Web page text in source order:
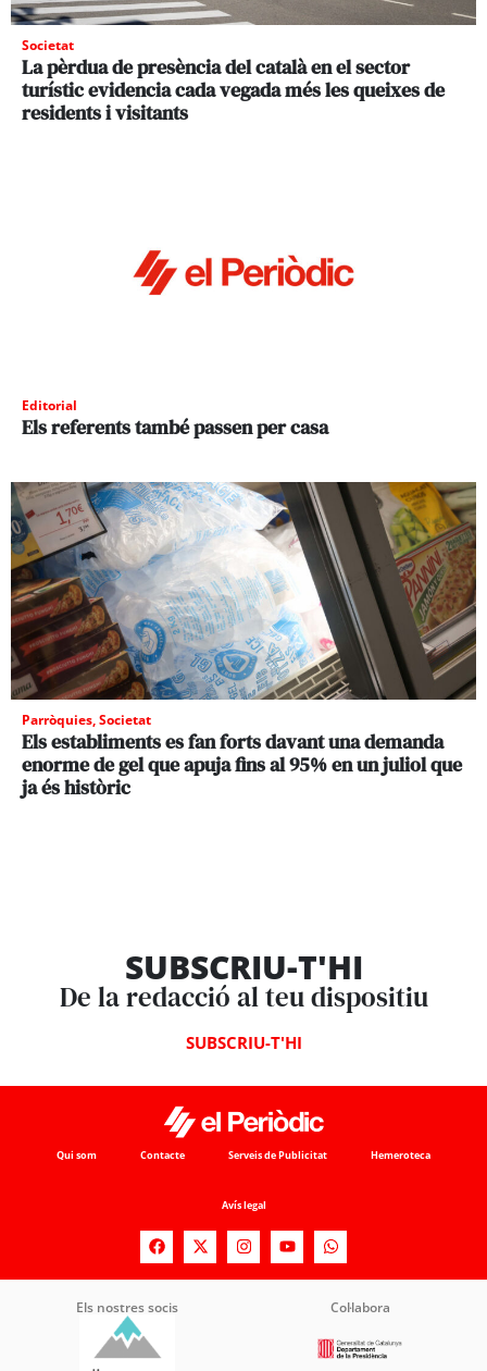
Societat
La pèrdua de presència del català en el sector
turístic evidencia cada vegada més les queixes de
residents i visitants
Editorial
Els referents també passen per casa
Parròquies,Societat
Els establiments es fan forts davant una demanda
enorme de gel que apuja fins al 95% en un juliol que
ja és històric
SUBSCRIU-T'HI
De la redacció al teu dispositiu
SUBSCRIU-T'HI
Qui som Contacte Serveis de Publicitat Hemeroteca
Avís legal
Els nostres socis Col·labora